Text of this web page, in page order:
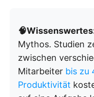
Mythos. Studien
zwischen
Mitarbeiter bis zu
Produktivität